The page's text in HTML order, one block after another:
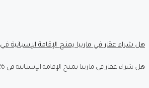
هل شراء عقار في ماربيا يمنح الإقامة الإسبانية في 2026؟ إليك ما تغير
هل شراء عقار في ماربيا يمنح الإقامة الإسبانية في 2026؟…